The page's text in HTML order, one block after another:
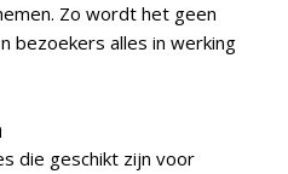
Zo wordt het geen
bezoekers alles in werking
die geschikt zijn voor